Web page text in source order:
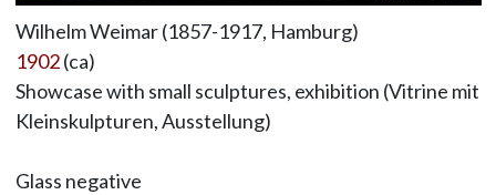
Wilhelm Weimar (1857-1917, Hamburg)
1902(ca)
Showcase with small sculptures, exhibition (Vitrine mit
Kleinskulpturen, Ausstellung)
Glass negative